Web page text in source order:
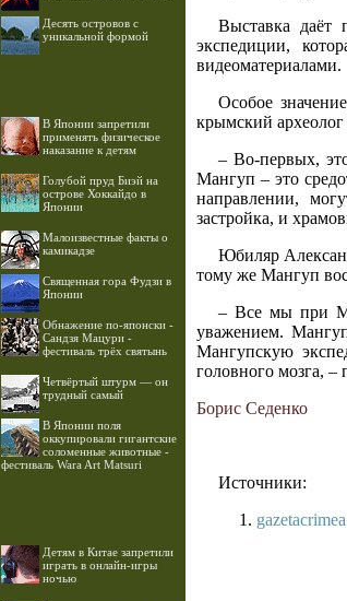
Десять островов c
уникальной формой
В Японии запретили
применять физическое
наказание к детям
Голубой пруд Биэй на
острове Хоккайдо в
Японии
Малоизвестные факты о
камикадзе
Священная гора Фудзи в
Японии
Обнажение по-японски -
Сандзя Мацури -
фестиваль трёх святынь
Четвёртый штурм — он
трудный самый
В Японии поля
оккупировали гигантские
соломенные животные -
фестиваль Wara Art Matsuri
Детям в Китае запретили
играть в онлайн-игры
ночью
Выставка даёт
экспедиции,
видеоматериалами.
Особое
крымский
– Во-первых,
Мангуп – это
направлении,
застройка, и
Юбиляр
тому же Мангуп
– Все мы при
уважением.
Мангупскую
головного мозга,
Борис Седенко
Источники: